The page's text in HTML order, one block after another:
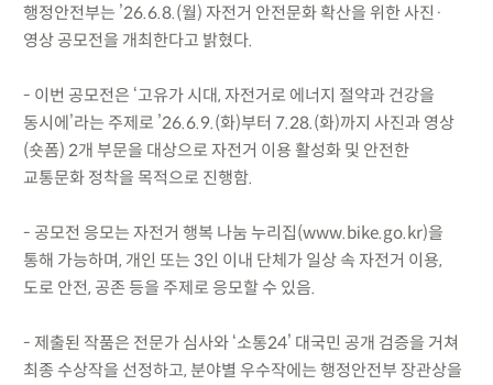
행정안전부는 ’26.6.8.(월) 자전거 안전문화 확산을 위한 사진·
영상 공모전을 개최한다고 밝혔다.
- 이번 공모전은 ‘고유가 시대, 자전거로 에너지 절약과 건강을
동시에’라는 주제로 ’26.6.9.(화)부터 7.28.(화)까지 사진과 영상
(숏폼) 2개 부문을 대상으로 자전거 이용 활성화 및 안전한
교통문화 정착을 목적으로 진행함.
- 공모전 응모는 자전거 행복 나눔 누리집(www.bike.go.kr)을
통해 가능하며, 개인 또는 3인 이내 단체가 일상 속 자전거 이용,
도로 안전, 공존 등을 주제로 응모할 수 있음.
- 제출된 작품은 전문가 심사와 ‘소통24’ 대국민 공개 검증을 거쳐
최종 수상작을 선정하고, 분야별 우수작에는 행정안전부 장관상을